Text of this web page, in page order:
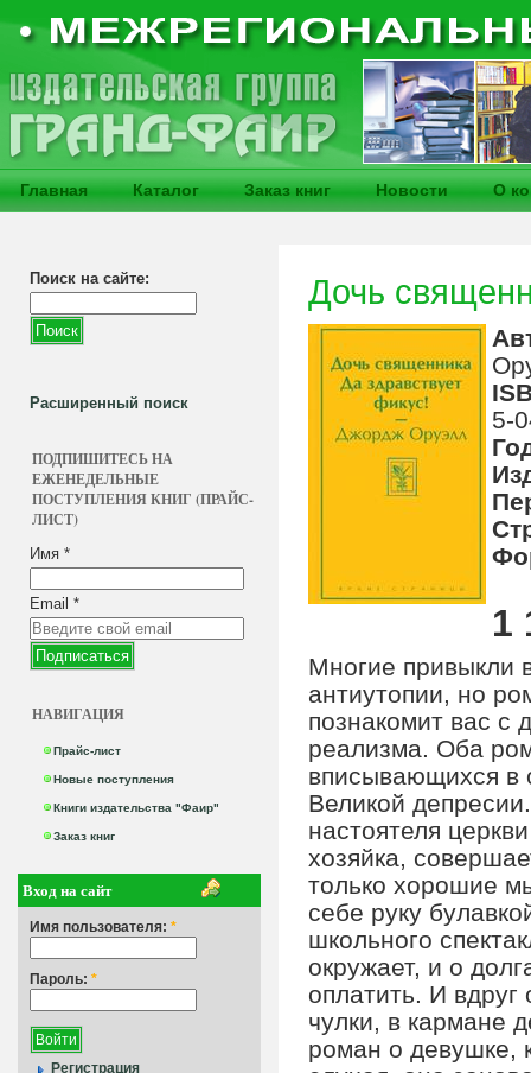
Главная Каталог Заказ книг Новости О
Поиск на сайте:
Расширенный поиск
ПОДПИШИТЕСЬ НА
ЕЖЕНЕДЕЛЬНЫЕ
ПОСТУПЛЕНИЯ КНИГ (ПРАЙС-
ЛИСТ)
Имя *
Email *
НАВИГАЦИЯ
Прайс-лист
Новые поступления
Книги издательства "Фаир"
Заказ книг
Вход на сайт
Имя пользователя: *
Пароль: *
Регистрация
Дочь
5-
1
Многие привыкли
антиутопии, но
познакомит вас с
реализма. Оба
вписывающихся в
Великой
настоятеля
хозяйка,
только хорошие
себе руку
школьного
окружает, и о
оплатить. И
чулки, в кармане
роман о девушке,